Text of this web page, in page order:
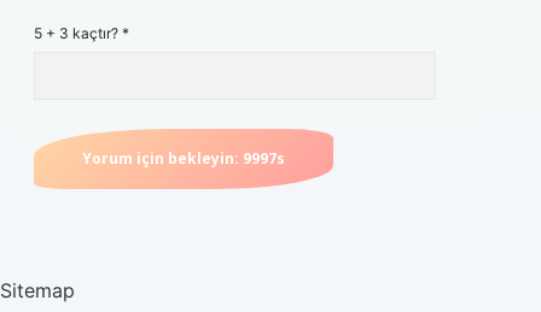
5 + 3 kaçtır? *
Sitemap